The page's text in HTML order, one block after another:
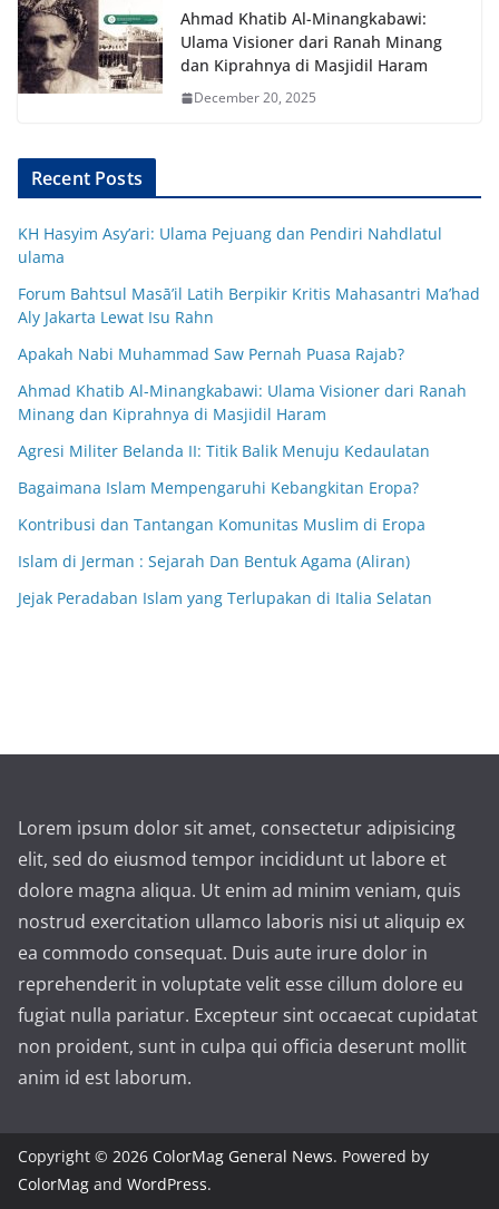
Ahmad Khatib Al-Minangkabawi:
Ulama Visioner dari Ranah Minang
dan Kiprahnya di Masjidil Haram
December 20, 2025
Recent Posts
KH Hasyim Asy’ari: Ulama Pejuang dan Pendiri Nahdlatul
ulama
Forum Bahtsul Masā’il Latih Berpikir Kritis Mahasantri Ma’had
Aly Jakarta Lewat Isu Rahn
Apakah Nabi Muhammad Saw Pernah Puasa Rajab?
Ahmad Khatib Al-Minangkabawi: Ulama Visioner dari Ranah
Minang dan Kiprahnya di Masjidil Haram
Agresi Militer Belanda II: Titik Balik Menuju Kedaulatan
Bagaimana Islam Mempengaruhi Kebangkitan Eropa?
Kontribusi dan Tantangan Komunitas Muslim di Eropa
Islam di Jerman : Sejarah Dan Bentuk Agama (Aliran)
Jejak Peradaban Islam yang Terlupakan di Italia Selatan
Lorem ipsum dolor sit amet, consectetur adipisicing
elit, sed do eiusmod tempor incididunt ut labore et
dolore magna aliqua. Ut enim ad minim veniam, quis
nostrud exercitation ullamco laboris nisi ut aliquip ex
ea commodo consequat. Duis aute irure dolor in
reprehenderit in voluptate velit esse cillum dolore eu
fugiat nulla pariatur. Excepteur sint occaecat cupidatat
non proident, sunt in culpa qui officia deserunt mollit
anim id est laborum.
Copyright © 2026 ColorMag General News. Powered by
ColorMag and WordPress.